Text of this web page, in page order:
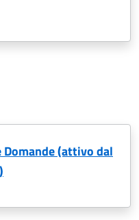
(attivo dal